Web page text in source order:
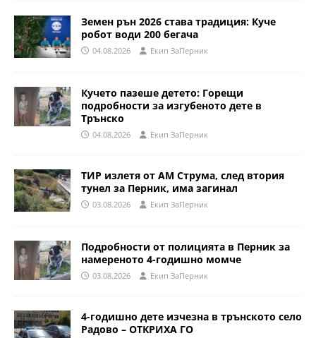
Земен рън 2026 става традиция: Куче
робот води 200 бегача
04.08.2026 Eкип ЗаПерник
Кучето пазеше детето: Горещи
подробности за изгубеното дете в
Трънско
04.08.2026 Eкип ЗаПерник
ТИР излетя от АМ Струма, след втория
тунел за Перник, има загинал
03.08.2026 Eкип ЗаПерник
Подробности от полицията в Перник за
намереното 4-годишно момче
03.08.2026 Eкип ЗаПерник
4-годишно дете изчезна в трънското село
Радово – ОТКРИХА ГО